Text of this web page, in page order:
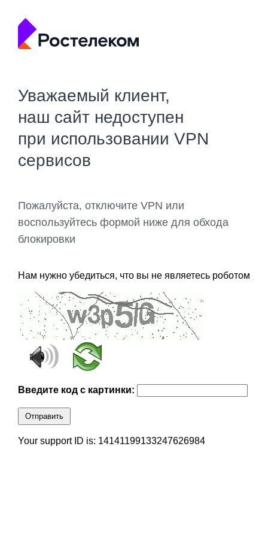
Уважаемый клиент,
наш сайт недоступен
при использовании VPN
сервисов
Пожалуйста, отключите VPN или
воспользуйтесь формой ниже для обхода
блокировки
Нам нужно убедиться, что вы не являетесь роботом
Введите код с картинки:
Отправить
Your support ID is: 14141199133247626984